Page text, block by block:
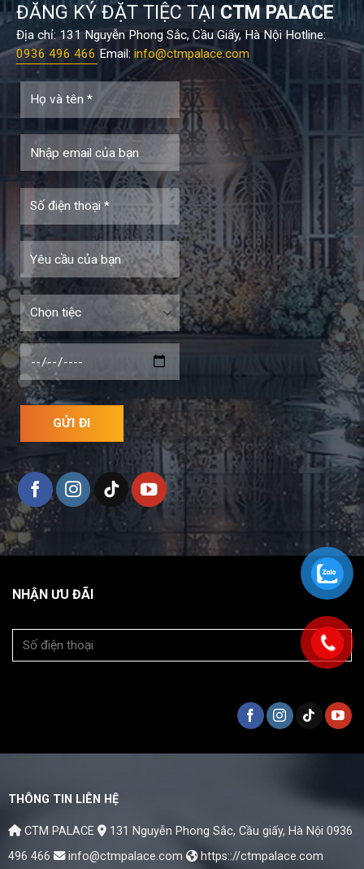
ĐĂNG KÝ ĐẶT TIỆC TẠICTM PALACE
Địa chỉ: 131 Nguyễn Phong Sắc, Cầu Giấy, Hà Nội Hotline:
0936 496 466 Email: info@ctmpalace.com
NHẬN ƯU ĐÃI
THÔNG TIN LIÊN HỆ
CTM PALACE 131 Nguyễn Phong Sắc, Cầu giấy, Hà Nội 0936
496 466
info@ctmpalace.com https:://ctmpalace.com